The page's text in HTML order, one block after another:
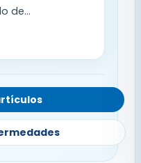
de...